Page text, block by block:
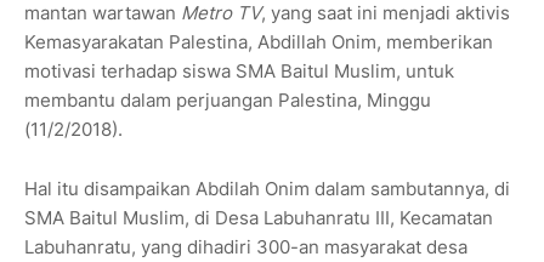
mantan wartawan Metro TV, yang saat ini menjadi aktivis
Kemasyarakatan Palestina, Abdillah Onim, memberikan
motivasi terhadap siswa SMA Baitul Muslim, untuk
membantu dalam perjuangan Palestina, Minggu
(11/2/2018).
Hal itu disampaikan Abdilah Onim dalam sambutannya, di
SMA Baitul Muslim, di Desa Labuhanratu III, Kecamatan
Labuhanratu, yang dihadiri 300-an masyarakat desa